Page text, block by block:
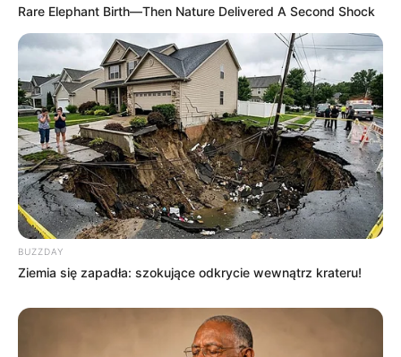
Rare Elephant Birth—Then Nature Delivered A Second Shock
BUZZDAY
Ziemia się zapadła: szokujące odkrycie wewnątrz krateru!